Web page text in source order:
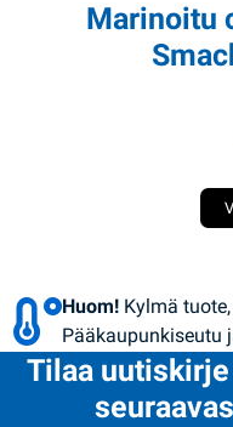
Marinoitu
Huom! Kylmä
Pääkaupunkiseutu
Tilaa uutiskirje